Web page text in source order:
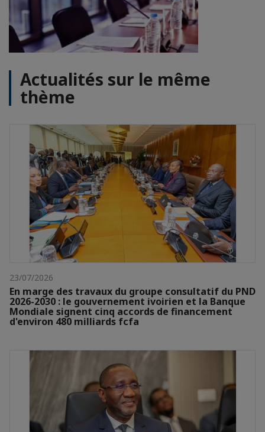
Actualités sur le même
thème
23/07/2026
En marge des travaux du groupe consultatif du PND
2026-2030 : le gouvernement ivoirien et la Banque
Mondiale signent cinq accords de financement
d'environ 480 milliards fcfa